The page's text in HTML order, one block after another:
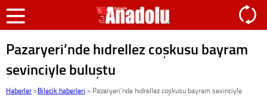
Pazaryeri’nde hıdrellez coşkusu bayram
sevinciyle buluştu
Haberler >Bilecik haberleri » Pazaryeri’nde hıdrellez coşkusu bayram sevinciyle